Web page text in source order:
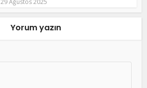
Yorum yazın